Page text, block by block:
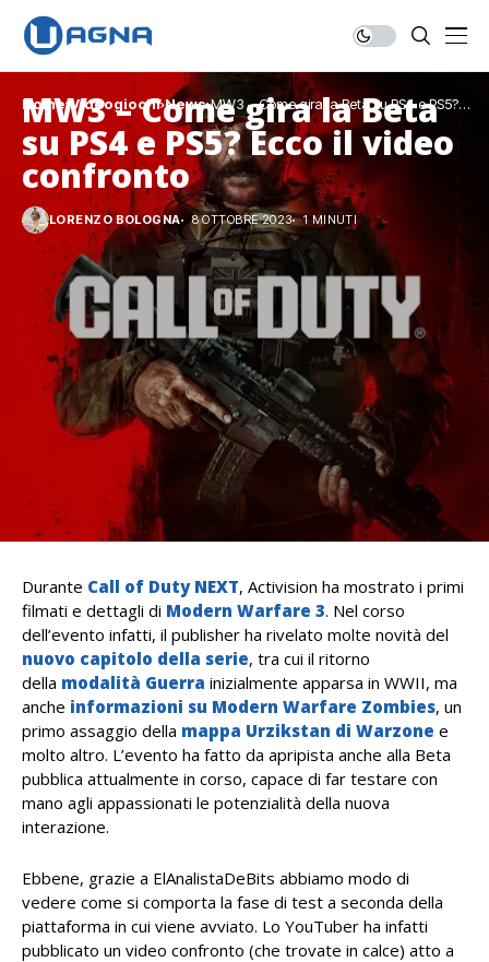
Home Videogiochi News MW3 – Come gira la Beta su PS4 e PS5?
Ecco il video confronto
MW3 – Come gira la Beta
su PS4 e PS5? Ecco il video
confronto
LORENZO BOLOGNA 8 OTTOBRE 2023 1 MINUTI
Durante Call of Duty NEXT, Activision ha mostrato i primi
filmati e dettagli di Modern Warfare 3. Nel corso
dell’evento infatti, il publisher ha rivelato molte novità del
nuovo capitolo della serie, tra cui il ritorno
della modalità Guerra inizialmente apparsa in WWII, ma
anche informazioni su Modern Warfare Zombies, un
primo assaggio della mappa Urzikstan di Warzone e
molto altro. L’evento ha fatto da apripista anche alla Beta
pubblica attualmente in corso, capace di far testare con
mano agli appassionati le potenzialità della nuova
interazione.
Ebbene, grazie a ElAnalistaDeBits abbiamo modo di
vedere come si comporta la fase di test a seconda della
piattaforma in cui viene avviato. Lo YouTuber ha infatti
pubblicato un video confronto (che trovate in calce) atto a